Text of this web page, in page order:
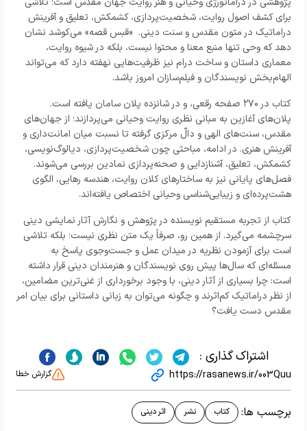
برای کشف اصول روایت، شخصیت‌پردازی، کشمکش، تعلیق و آفرینش
دراماتیک در متون مقدس و سنت دینی. «قبس قصه» می‌کوشد نشان
دهد که وحی تنها منبع معنا و محتوا نیست، بلکه در شیوه روایت،
معماری داستان و ساخت درام نیز ظرفیت‌هایی نهفته دارد که می‌تواند
الهام‌بخش نویسندگان و فیلم‌سازان امروز باشد.
کتاب در ۲۷۰ صفحه رقعی، و در شانزده پلان سامان یافته است.
پلان‌های آغازین به مبانی نظری روایت وحیانی می‌پردازند؛ از جهان‌های
مقدس، سنت‌های الهی و دالّ مرکزی گرفته تا نسبت میان امانت‌داری و
آفرینش هنری. در ادامه، مباحثی چون شخصیت‌پردازی، دیالوگ‌نویسی،
کشمکش، تعلیق، آشنازدایی و صحنه‌پردازی نمادین بررسی می‌شوند.
فصل‌های پایانی نیز به ساختارهای کلان روایت، هندسه رهایی، الگوی
هشت‌پرده‌ای و زیبایی‌شناسی وحیانی اختصاص یافته‌اند.
کتاب از تجربه مستقیم نویسنده در پژوهش و نگارش آثار نمایشی دینی
سرچشمه می‌گیرد. از همین رو، صرفاً یک متن نظری نیست؛ بلکه تلاشی
است برای آزمودن نظریه در میدان عمل و جست‌وجوی پاسخ به
مسئله‌ای که سال‌ها پیش روی نویسندگان و هنرمندان دینی قرار داشته
است: چرا بسیاری از آثار دینی، با وجود برخورداری از غنی‌ترین مضامین،
از نظر دراماتیک کم‌اثرند و چگونه می‌توان به زبانی داستانی برای بیان امر
مقدس دست یافت؟
اشتراک گذاری :
https://rasanews.ir/003Quu گزارش خطا
برچسب ها: کتاب نشر اثر دینی